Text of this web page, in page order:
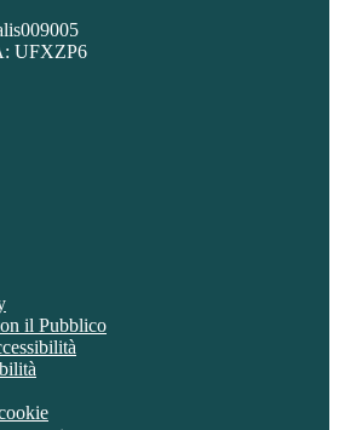
UFXZP6
il Pubblico